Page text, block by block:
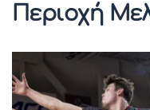
Περιοχή